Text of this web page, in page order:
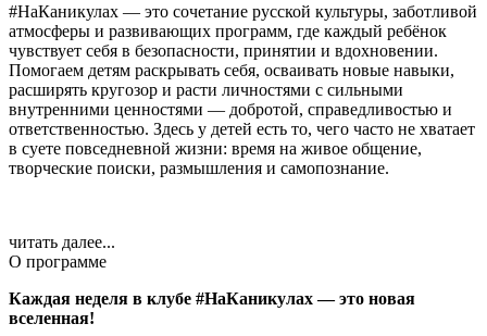
#НаКаникулах — это сочетание русской культуры, заботливой
атмосферы и развивающих программ, где каждый ребёнок
чувствует себя в безопасности, принятии и вдохновении.
Помогаем детям раскрывать себя, осваивать новые навыки,
расширять кругозор и расти личностями с сильными
внутренними ценностями — добротой, справедливостью и
ответственностью. Здесь у детей есть то, чего часто не хватает
в суете повседневной жизни: время на живое общение,
творческие поиски, размышления и самопознание.
читать далее...
О программе
Каждая неделя в клубе #НаКаникулах — это новая
вселенная!